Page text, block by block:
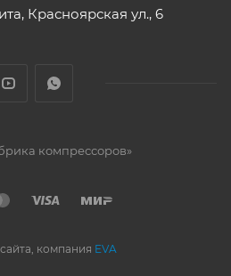
Красноярская ул., 6
компрессоров»
компания EVA